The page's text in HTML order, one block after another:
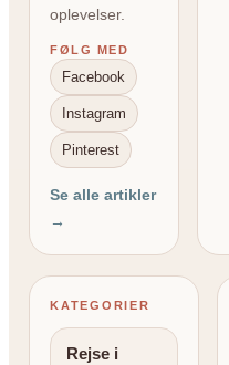
oplevelser.
FØLG MED
Facebook
Instagram
Pinterest
Se alle artikler
→
KATEGORIER
Rejse i